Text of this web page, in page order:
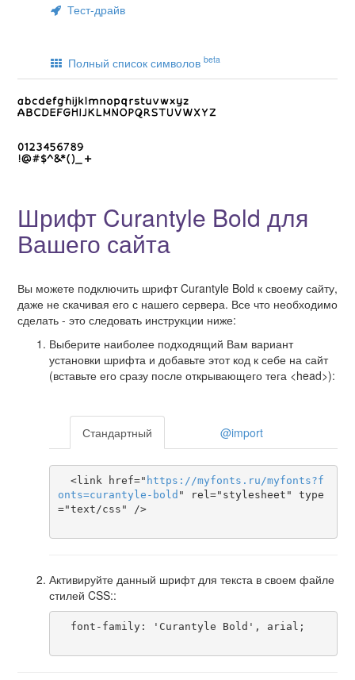
Тест-драйв
Полный список символов beta
Шрифт Curantyle Bold для
Вашего сайта
Вы можете подключить шрифт Curantyle Bold к своему сайту,
даже не скачивая его с нашего сервера. Все что необходимо
сделать - это следовать инструкции ниже:
Выберите наиболее подходящий Вам вариант
установки шрифта и добавьте этот код к себе на сайт
(вставьте его сразу после открывающего тега <head>):
Стандартный @import
  <link href="
https ://myfonts . ru /myfonts?f
onts=curantyle-bold " rel="stylesheet" type
="text/css" />
Активируйте данный шрифт для текста в своем файле
стилей CSS::